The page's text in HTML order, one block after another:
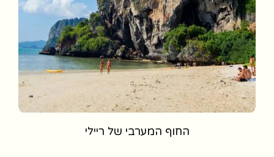
החוף המערבי של ריילי